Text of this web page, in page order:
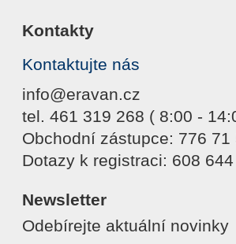
Kontakty
Kontaktujte nás
info@eravan.cz
tel. 461 319 268 ( 8:00 -
Obchodní zástupce: 776 71
Dotazy k registraci: 608
Newsletter
Odebírejte aktuální novinky